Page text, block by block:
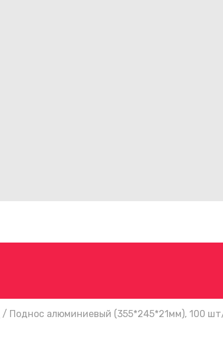
/ Поднос алюминиевый (355*245*21мм), 100